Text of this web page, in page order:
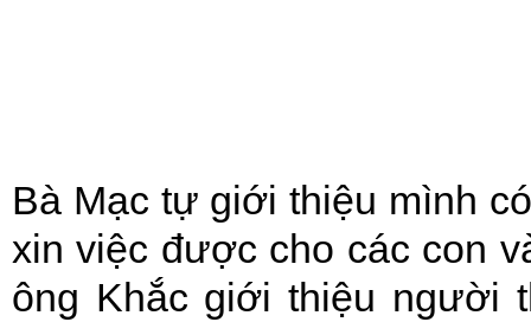
Bà Mạc tự giới thiệu mình
xin việc được cho các con
ông Khắc giới thiệu người